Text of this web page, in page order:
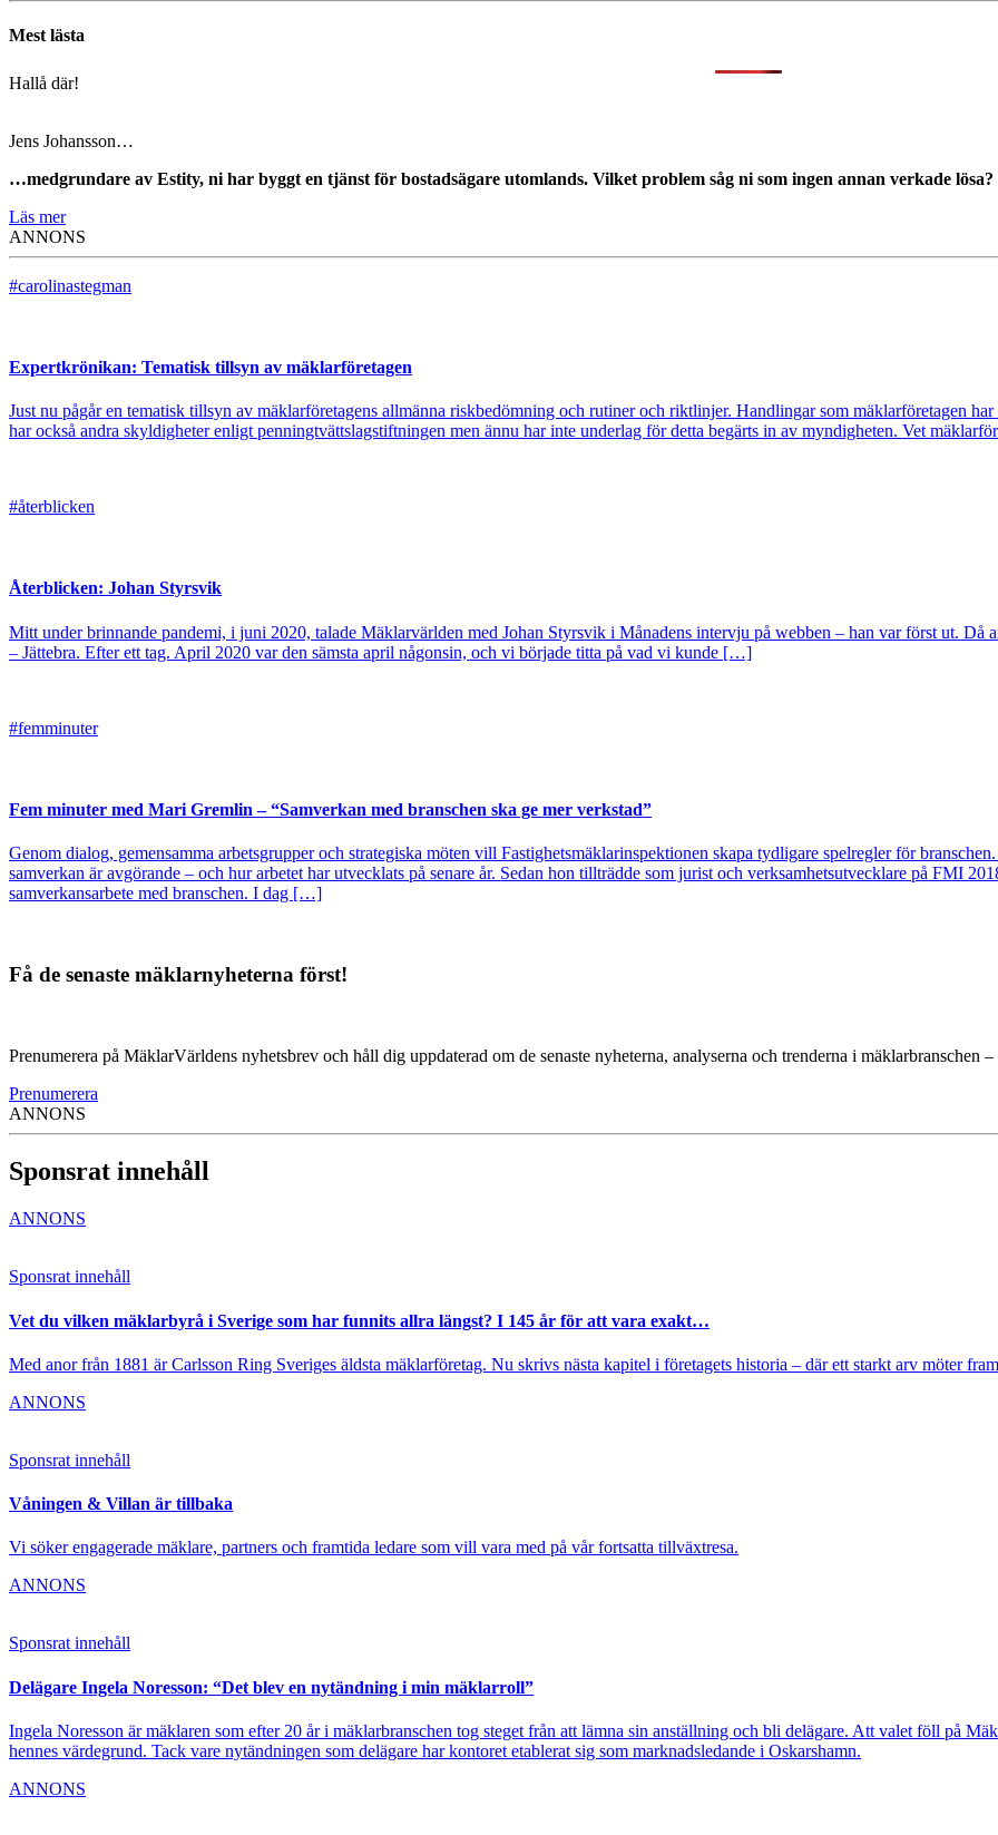
Mest lästa
Hallå där!
Jens Johansson…
…medgrundare av Estity, ni har byggt en tjänst för bostadsägare utomlands. Vilket problem såg ni som ingen annan verkade lösa?
Läs mer
ANNONS
#carolinastegman
Expertkrönikan: Tematisk tillsyn av mäklarföretagen
Just nu pågår en tematisk tillsyn av mäklarföretagens allmänna riskbedömning och rutiner och riktlinjer. Handlingar som mäklarföretagen
har också andra skyldigheter enligt penningtvättslagstiftningen men ännu har inte underlag för detta begärts in av myndigheten. Vet
#återblicken
Återblicken: Johan Styrsvik
Mitt under brinnande pandemi, i juni 2020, talade Mäklarvärlden med Johan Styrsvik i Månadens intervju på webben – han var först ut. Då
– Jättebra. Efter ett tag. April 2020 var den sämsta april någonsin, och vi började titta på vad vi kunde […]
#femminuter
Fem minuter med Mari Gremlin – “Samverkan med branschen ska ge mer verkstad”
Genom dialog, gemensamma arbetsgrupper och strategiska möten vill Fastighetsmäklarinspektionen skapa tydligare spelregler för
samverkan är avgörande – och hur arbetet har utvecklats på senare år. Sedan hon tillträdde som jurist och verksamhetsutvecklare på FMI
samverkansarbete med branschen. I dag […]
Få de senaste mäklarnyheterna först!
Prenumerera på MäklarVärldens nyhetsbrev och håll dig uppdaterad om de senaste nyheterna, analyserna och trenderna i mäklarbranschen
Prenumerera
ANNONS
Sponsrat innehåll
ANNONS
Sponsrat innehåll
Vet du vilken mäklarbyrå i Sverige som har funnits allra längst? I 145 år för att vara exakt…
Med anor från 1881 är Carlsson Ring Sveriges äldsta mäklarföretag. Nu skrivs nästa kapitel i företagets historia – där ett starkt arv möter
ANNONS
Sponsrat innehåll
Våningen & Villan är tillbaka
Vi söker engagerade mäklare, partners och framtida ledare som vill vara med på vår fortsatta tillväxtresa.
ANNONS
Sponsrat innehåll
Delägare Ingela Noresson: “Det blev en nytändning i min mäklarroll”
Ingela Noresson är mäklaren som efter 20 år i mäklarbranschen tog steget från att lämna sin anställning och bli delägare. Att valet föll på
hennes värdegrund. Tack vare nytändningen som delägare har kontoret etablerat sig som marknadsledande i Oskarshamn.
ANNONS